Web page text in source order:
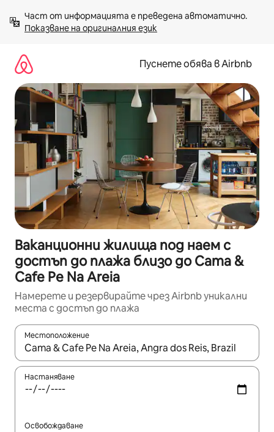
към
съдържанието
Показване на оригиналния език
Пуснете обява в Airbnb
Ваканционни жилища под наем с
достъп до плажа близо до Cama &
Cafe Pe Na Areia
Намерете и резервирайте чрез Airbnb уникални
места с достъп до плажа
Местоположение
Когато резултатите се покажат, използвайте
Настаняване
Освобождаване